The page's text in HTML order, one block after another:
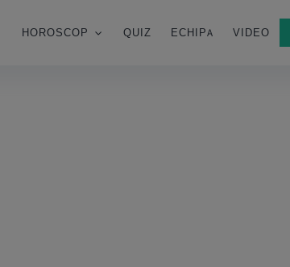
HOROSCOP QUIZ ECHIPA VIDEO